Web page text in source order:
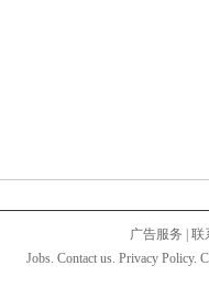
广告服务
联
Jobs. Contact us. Privacy Policy.